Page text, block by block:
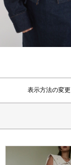
表示方法の変更